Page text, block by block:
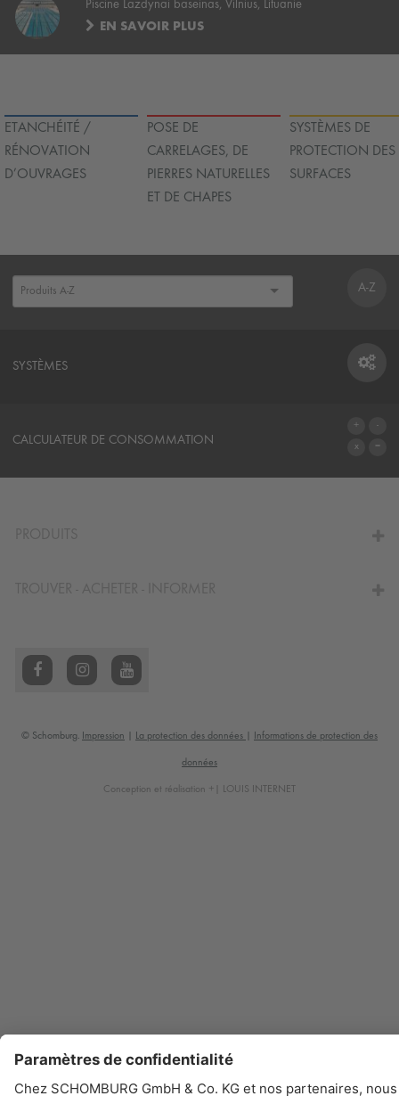
Piscine Lazdynai baseinas, Vilnius, Lituanie
EN SAVOIR PLUS
ETANCHÉITÉ /
RÉNOVATION
D’OUVRAGES
POSE DE
CARRELAGES, DE
PIERRES NATURELLES
ET DE CHAPES
SYSTÈMES DE
PROTECTION DES
SURFACES
A-Z
SYSTÈMES
SYSTÈMES
CALCULATEUR DE CONSOMMATION
© Schomburg. Impression La protection des données Informations de protection des
données
Conception et réalisation +| LOUIS INTERNET